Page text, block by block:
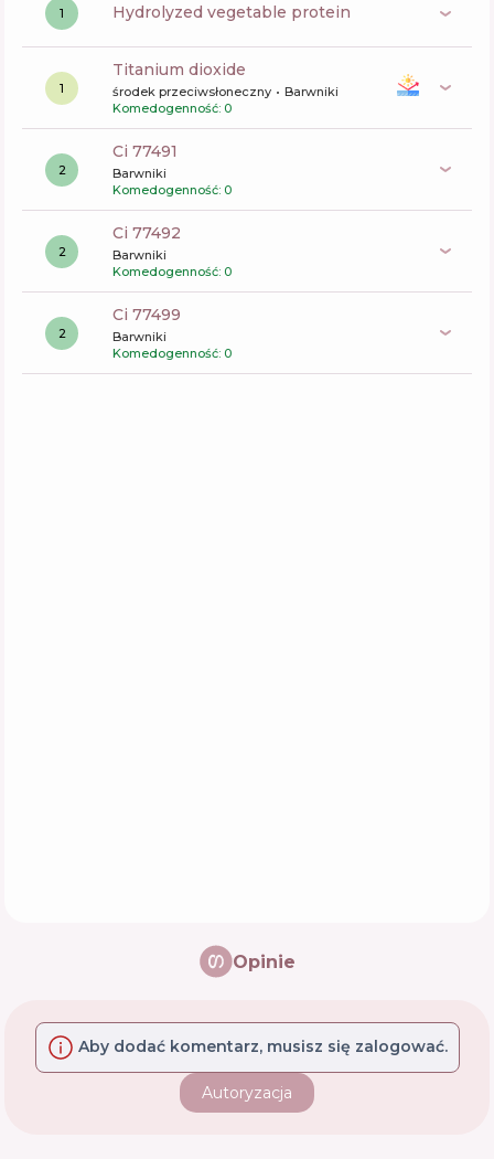
1 hydrolyzed vegetable protein
1
titanium dioxide
środek przeciwsłoneczny
Barwniki
Komedogenność: 0
2
ci 77491
Barwniki
Komedogenność: 0
2
ci 77492
Barwniki
Komedogenność: 0
2
ci 77499
Barwniki
Komedogenność: 0
Opinie
Aby dodać komentarz, musisz się zalogować.
Autoryzacja